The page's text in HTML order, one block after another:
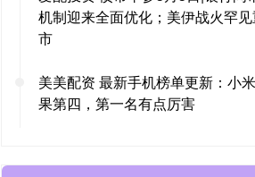
机制迎来全面优化；美伊战火罕
市
美美配资 最新手机榜单更新：小
果第四，第一名有点厉害